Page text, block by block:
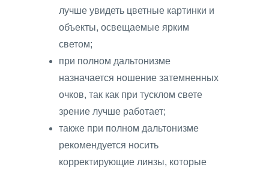
лучше увидеть цветные картинки и
объекты, освещаемые ярким
светом;
при полном дальтонизме
назначается ношение затемненных
очков, так как при тусклом свете
зрение лучше работает;
также при полном дальтонизме
рекомендуется носить
корректирующие линзы, которые